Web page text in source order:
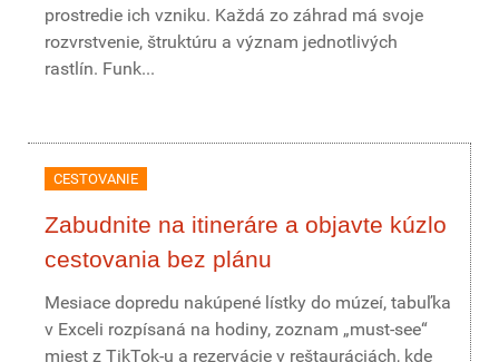
prostredie ich vzniku. Každá zo záhrad má svoje
rozvrstvenie, štruktúru a význam jednotlivých
rastlín. Funk...
CESTOVANIE
Zabudnite na itineráre a objavte kúzlo
cestovania bez plánu
Mesiace dopredu nakúpené lístky do múzeí, tabuľka
v Exceli rozpísaná na hodiny, zoznam „must-see“
miest z TikTok-u a rezervácie v reštauráciách, kde